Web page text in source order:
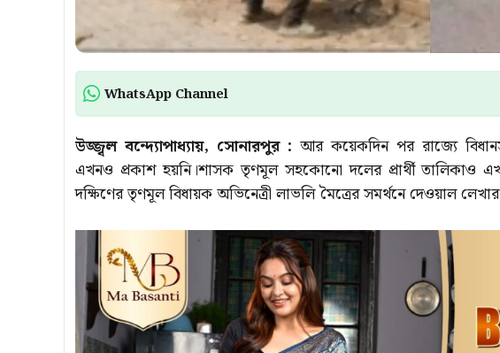
WhatsApp Channel
উজ্জ্বল বন্দ্যোপাধ্যায়, সোনারপুর : আর কয়েকদিন পর রাজ্যে
এখনও প্রকাশ হয়নি।শাসক তৃণমূল সহকোনো দলের প্রার্থী তালিকাও
দক্ষিণের তৃণমূল বিধায়ক অভিনেত্রী লাভলি মৈত্রের সমর্থনে দেওয়াল